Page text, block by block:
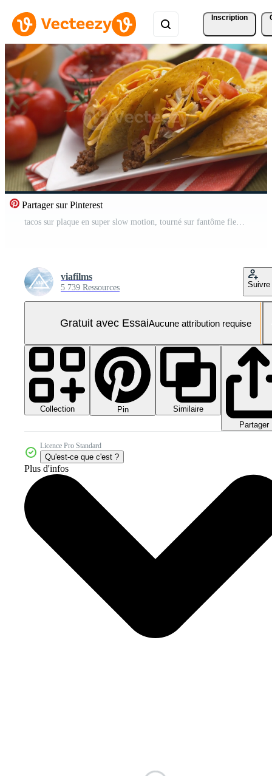
Inscription
Partager sur Pinterest
tacos sur plaque en super slow motion, tourné sur fantôme flex 4k Vidéo Pro
viafilms
5 739 Ressources Suivre
Gratuit avec EssaiAucune attribution requise
Collection Pin
Similaire
Partager
Licence Pro Standard
Qu'est-ce que c'est ?
Plus d'infos